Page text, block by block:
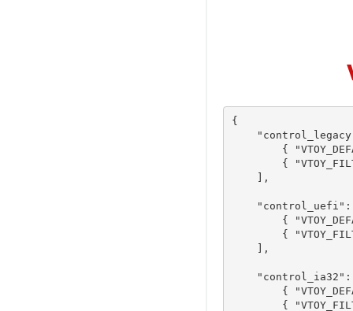
{
{
{
    ],
"control_uefi":
{
{
    ],
"control_ia32":
{
{